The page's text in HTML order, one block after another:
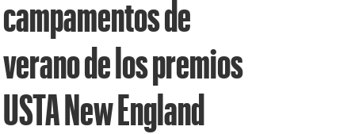
campamentos de
verano de los premios
USTA New England